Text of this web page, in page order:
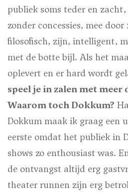
publiek soms teder en
zonder concessies, mee door
filosofisch, zijn, intelligent,
met de botte bijl. Als het
oplevert en er hard wordt
speel je in zalen met meer
Waarom toch Dokkum?
Dokkum maak ik graag een
eerste omdat het publiek in
shows zo enthousiast was.
de ontvangst altijd erg
theater runnen zijn erg